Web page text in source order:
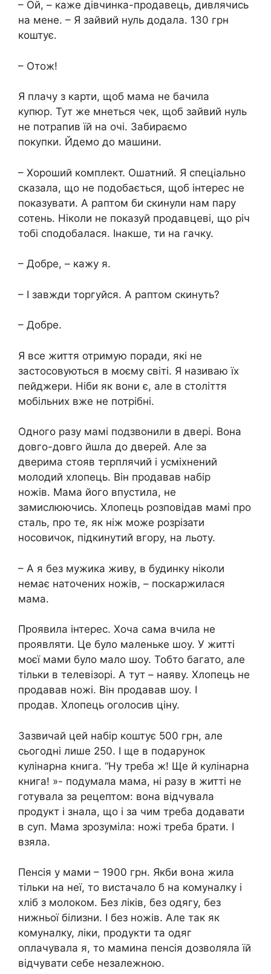
– Ой, – каже дівчинка-продавець, дивлячись
на мене. – Я зайвий нуль додала. 130 грн
коштує.
– Отож!
Я плачу з карти, щоб мама не бачила
купюр. Тут же мнеться чек, щоб зайвий нуль
не потрапив їй на очі. Забираємо
покупки. Йдемо до машини.
– Хороший комплект. Ошатний. Я спеціально
сказала, що не подобається, щоб інтерес не
показувати. А раптом би скинули нам пару
сотень. Ніколи не показуй продавцеві, що річ
тобі сподобалася. Інакше, ти на гачку.
– Добре, – кажу я.
– І завжди торгуйся. А раптом скинуть?
– Добре.
Я все життя отримую поради, які не
застосовуються в моєму світі. Я називаю їх
пейджери. Ніби як вони є, але в століття
мобільних вже не потрібні.
Одного разу мамі подзвонили в двері. Вона
довго-довго йшла до дверей. Але за
дверима стояв терплячий і усміхнений
молодий хлопець. Він продавав набір
ножів. Мама його впустила, не
замислюючись. Хлопець розповідав мамі про
сталь, про те, як ніж може розрізати
носовичок, підкинутий вгору, на льоту.
– А я без мужика живу, в будинку ніколи
немає наточених ножів, – поскаржилася
мама.
Проявила інтерес. Хоча сама вчила не
проявляти. Це було маленьке шоу. У житті
моєї мами було мало шоу. Тобто багато, але
тільки в телевізорі. А тут – наяву. Хлопець не
продавав ножі. Він продавав шоу. І
продав. Хлопець оголосив ціну.
Зазвичай цей набір коштує 500 грн, але
сьогодні лише 250. І ще в подарунок
кулінарна книга. “Ну треба ж! Ще й кулінарна
книга! »- подумала мама, ні разу в житті не
готувала за рецептом: вона відчувала
продукт і знала, що і за чим треба додавати
в суп. Мама зрозуміла: ножі треба брати. І
взяла.
Пенсія у мами – 1900 грн. Якби вона жила
тільки на неї, то вистачало б на комуналку і
хліб з молоком. Без ліків, без одягу, без
нижньої білизни. І без ножів. Але так як
комуналку, ліки, продукти та одяг
оплачувала я, то мамина пенсія дозволяла їй
відчувати себе незалежною.